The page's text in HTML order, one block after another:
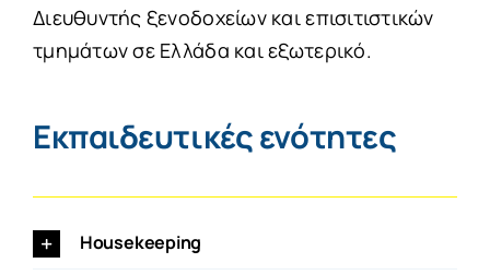
Διευθυντής ξενοδοχείων και επισιτιστικών
τμημάτων σε Ελλάδα και εξωτερικό.
Εκπαιδευτικές ενότητες
Housekeeping